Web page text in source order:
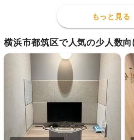
もっと見る
横浜市都筑区で人気の少人数